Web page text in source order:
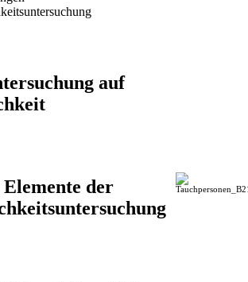
auf
der